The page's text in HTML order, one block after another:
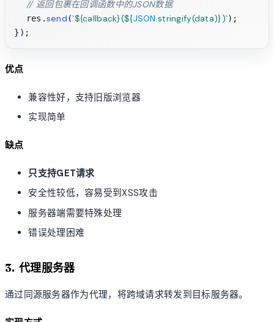
// 返回包裹在回调函数中的JSON数据
  res.
send (`${callback}(${JSON.stringify(data)})`);
优点
兼容性好，支持旧版浏览器
实现简单
缺点
只支持GET请求
安全性较低，容易受到XSS攻击
服务器端需要特殊处理
错误处理困难
3. 代理服务器
通过同源服务器作为代理，将跨域请求转发到目标服务器。